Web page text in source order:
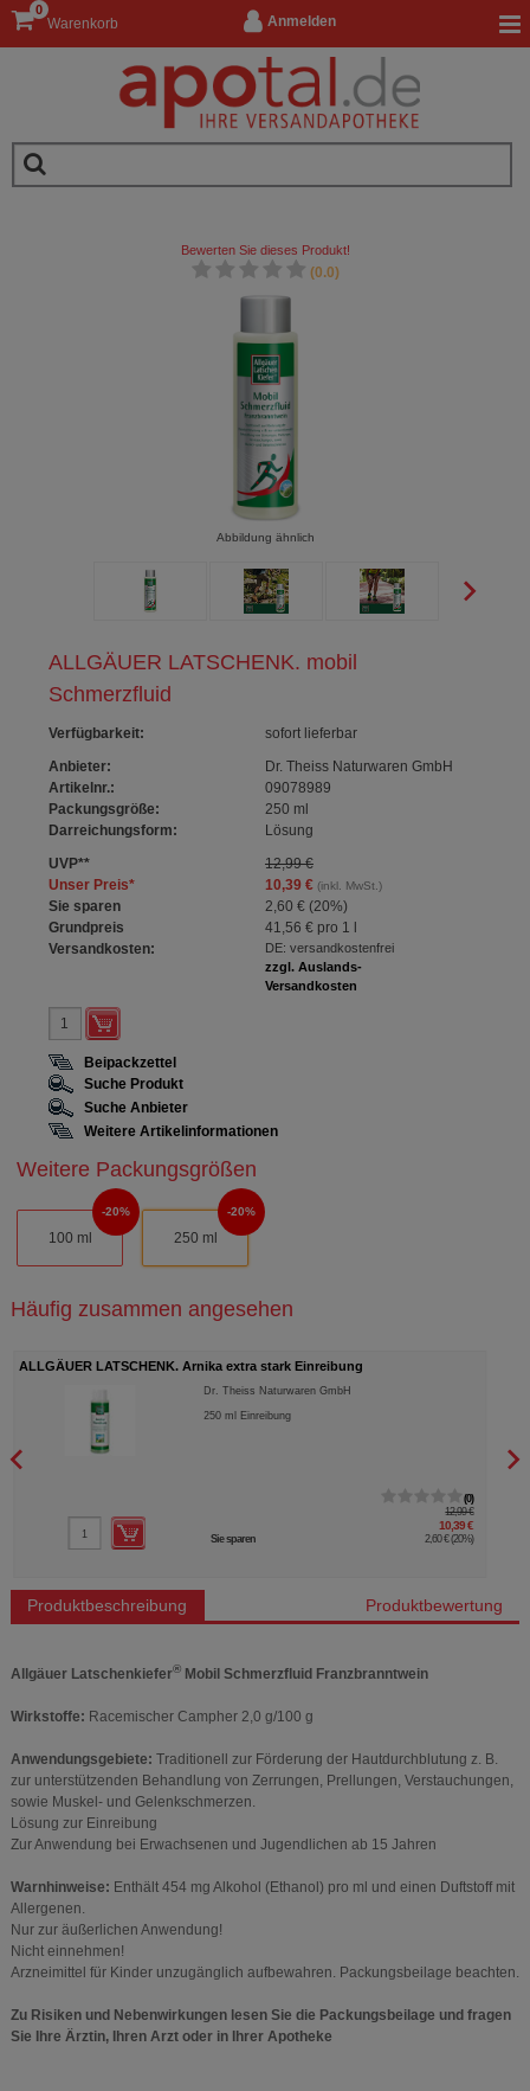
Anmelden
Warenkorb
0
ALLGÄUER LATSCHENK. mobil
Schmerzfluid
Verfügbarkeit:
sofort lieferbar
Anbieter:
Dr. Theiss Naturwaren GmbH
Artikelnr.:
09078989
Packungsgröße:
250 ml
Darreichungsform:
Lösung
UVP**
12,99 €
Unser Preis* 10,39 €(inkl. MwSt.)
Sie sparen 2,60 € (20%)
Grundpreis
41,56 €pro 1 l
Versandkosten:
DE: versandkostenfrei
zzgl. Auslands-
Versandkosten
Bewerten Sie dieses Produkt!
(0.0)
Abbildung ähnlich
Beipackzettel
Suche Produkt
Suche Anbieter
Weitere Artikelinformationen
Weitere Packungsgrößen
100 ml
20%
250 ml
20%
Häufig zusammen angesehen
ALLGÄUER LATSCHENK. Arnika extra stark Einreibung
Dr. Theiss Naturwaren GmbH
250ml Einreibung
0
12,99 €
10,39 €
Sie sparen 2,60 € (20%)
Produktbeschreibung Produktbewertung
Allgäuer Latschenkiefer®Mobil Schmerzfluid Franzbranntwein
Wirkstoffe: Racemischer Campher 2,0 g/100 g
Anwendungsgebiete: Traditionell zur Förderung der Hautdurchblutung z. B.
zur unterstützenden Behandlung von Zerrungen, Prellungen, Verstauchungen,
sowie Muskel- und Gelenkschmerzen.
Lösung zur Einreibung
Zur Anwendung bei Erwachsenen und Jugendlichen ab 15 Jahren
Warnhinweise: Enthält 454 mg Alkohol (Ethanol) pro ml und einen Duftstoff mit
Allergenen.
Nur zur äußerlichen Anwendung!
Nicht einnehmen!
Arzneimittel für Kinder unzugänglich aufbewahren. Packungsbeilage beachten.
Zu Risiken und Nebenwirkungen lesen Sie die Packungsbeilage und fragen
Sie Ihre Ärztin, Ihren Arzt oder in Ihrer Apotheke